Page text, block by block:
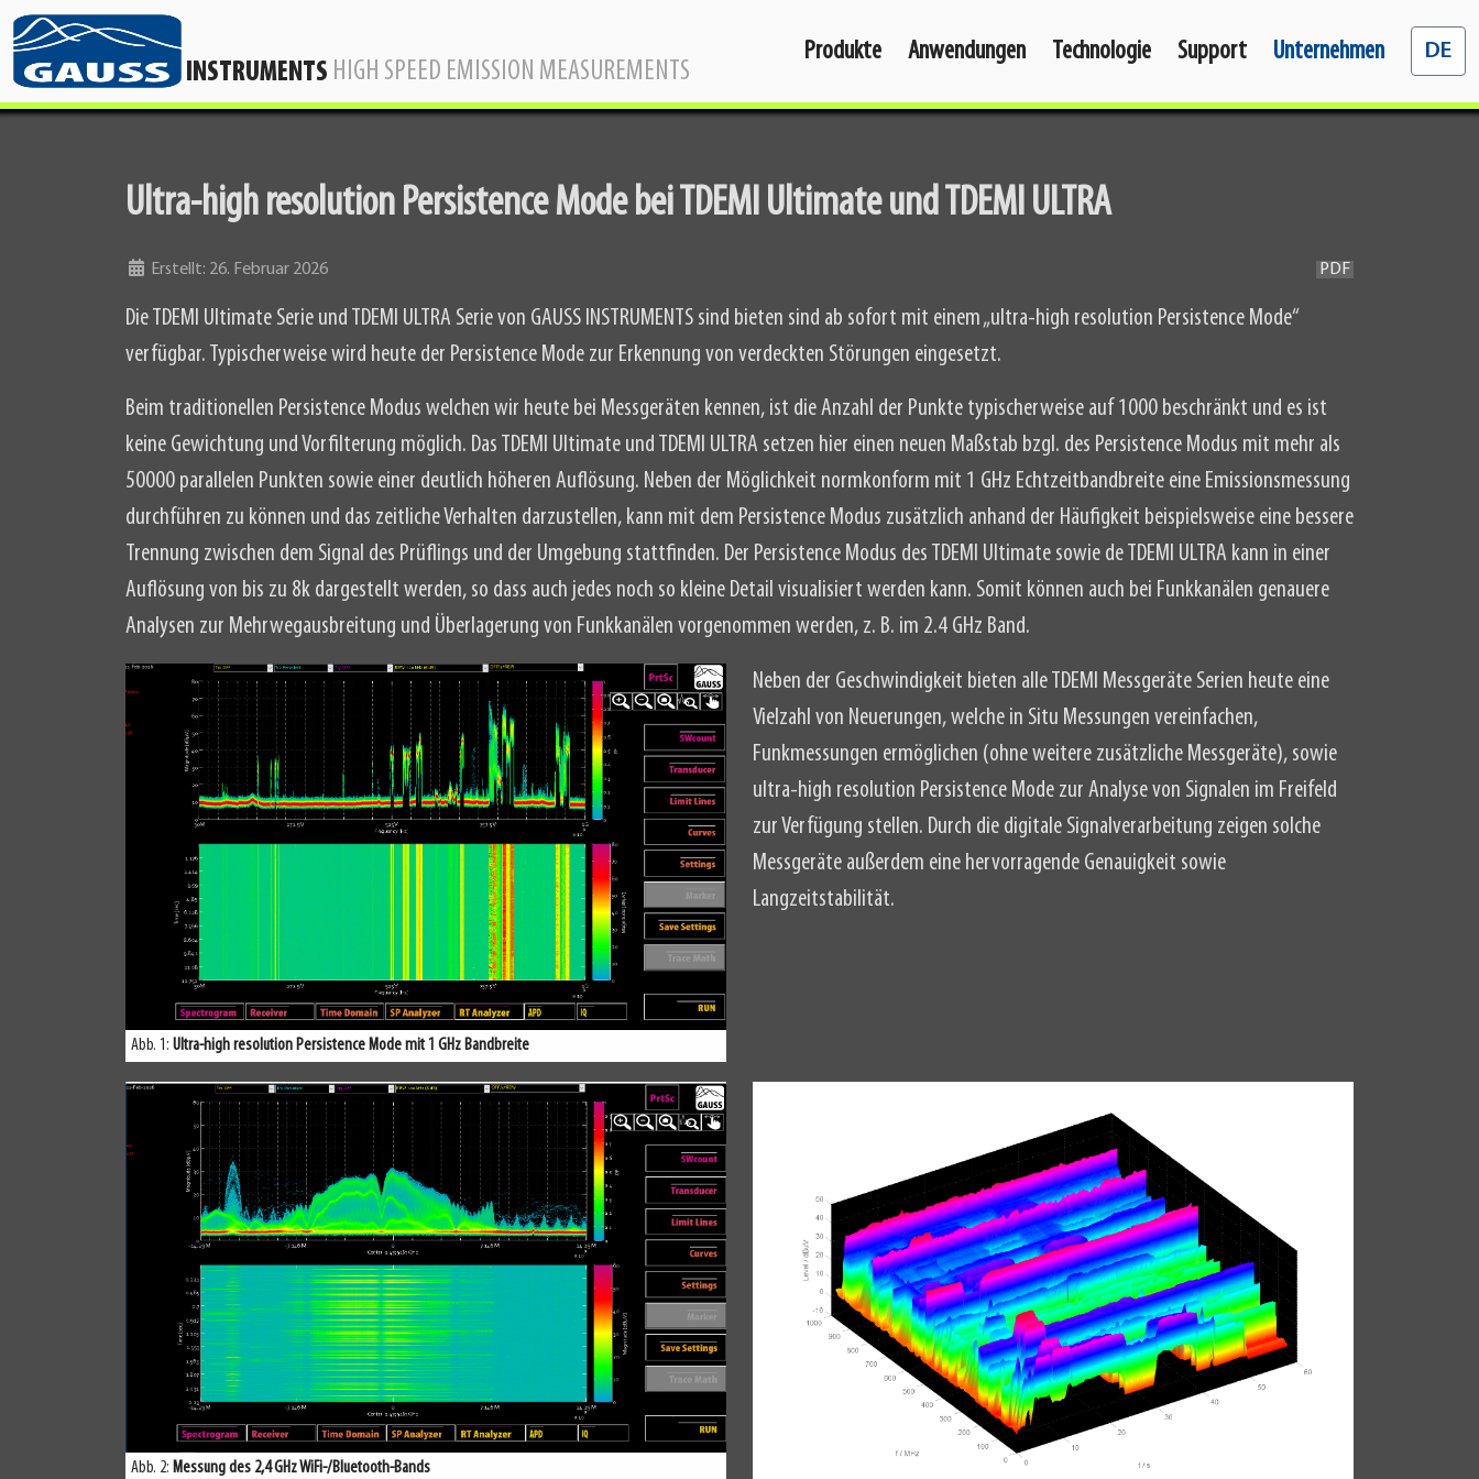
INSTRUMENTS HIGH SPEED EMISSION MEASUREMENTS
Produkte Anwendungen Technologie Support Unternehmen Sprache
DE
Ultra-high resolution Persistence Mode bei TDEMI Ultimate und TDEMI ULTRA
DetailsErstellt: 26. Februar 2026 PDF
Die TDEMI Ultimate Serie und TDEMI ULTRA Serie von GAUSS INSTRUMENTS sind bieten sind ab sofort mit einem „ultra-high resolution Persistence Mode“
verfügbar. Typischerweise wird heute der Persistence Mode zur Erkennung von verdeckten Störungen eingesetzt.
Beim traditionellen Persistence Modus welchen wir heute bei Messgeräten kennen, ist die Anzahl der Punkte typischerweise auf 1000 beschränkt und es ist
keine Gewichtung und Vorfilterung möglich. Das TDEMI Ultimate und TDEMI ULTRA setzen hier einen neuen Maßstab bzgl. des Persistence Modus mit mehr als
50000 parallelen Punkten sowie einer deutlich höheren Auflösung. Neben der Möglichkeit normkonform mit 1 GHz Echtzeitbandbreite eine Emissionsmessung
durchführen zu können und das zeitliche Verhalten darzustellen, kann mit dem Persistence Modus zusätzlich anhand der Häufigkeit beispielsweise eine bessere
Trennung zwischen dem Signal des Prüflings und der Umgebung stattfinden. Der Persistence Modus des TDEMI Ultimate sowie de TDEMI ULTRA kann in einer
Auflösung von bis zu 8k dargestellt werden, so dass auch jedes noch so kleine Detail visualisiert werden kann. Somit können auch bei Funkkanälen genauere
Analysen zur Mehrwegausbreitung und Überlagerung von Funkkanälen vorgenommen werden, z. B. im 2.4 GHz Band.
Abb. 1: Ultra-high resolution Persistence Mode mit 1 GHz Bandbreite
Neben der Geschwindigkeit bieten alle TDEMI Messgeräte Serien heute eine
Vielzahl von Neuerungen, welche in Situ Messungen vereinfachen,
Funkmessungen ermöglichen (ohne weitere zusätzliche Messgeräte), sowie
ultra-high resolution Persistence Mode zur Analyse von Signalen im Freifeld
zur Verfügung stellen. Durch die digitale Signalverarbeitung zeigen solche
Messgeräte außerdem eine hervorragende Genauigkeit sowie
Langzeitstabilität.
Abb. 2: Messung des 2,4 GHz WiFi-/Bluetooth-Bands